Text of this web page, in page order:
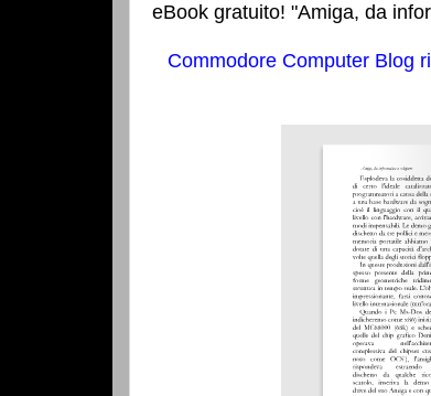
eBook gratuito! "Amiga, da
Commodore Computer Blog